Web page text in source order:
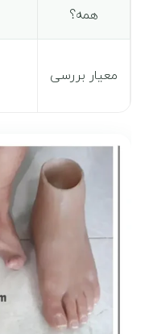
همه؟
معیار بررسی